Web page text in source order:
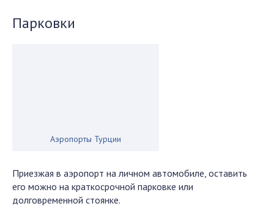
Парковки
Аэропорты Турции
Приезжая в аэропорт на личном автомобиле, оставить
его можно на краткосрочной парковке или
долговременной стоянке.